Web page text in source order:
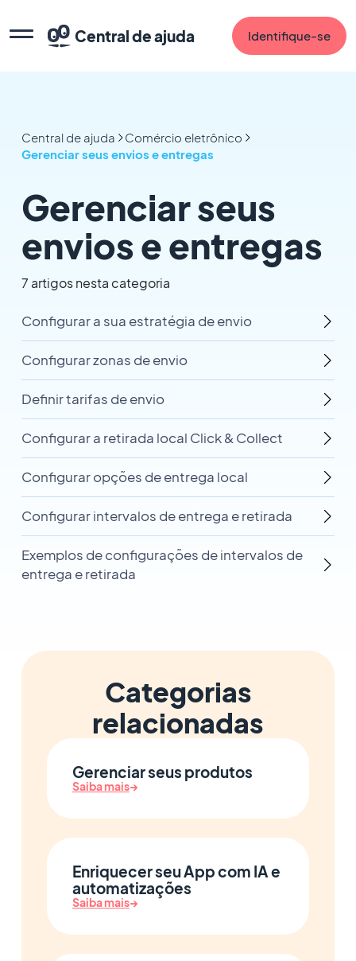
Central de ajuda Identifique-se
Central de ajuda
Comércio eletrônico
Gerenciar seus envios e entregas
Gerenciar seus
envios e entregas
7 artigos nesta categoria
Configurar a sua estratégia de envio
Configurar zonas de envio
Definir tarifas de envio
Configurar a retirada local Click & Collect
Configurar opções de entrega local
Configurar intervalos de entrega e retirada
Exemplos de configurações de intervalos de
entrega e retirada
Categorias
relacionadas
Gerenciar seus produtos
Saiba mais→
Enriquecer seu App com IA e
automatizações
Saiba mais→